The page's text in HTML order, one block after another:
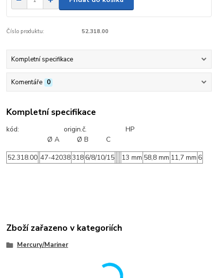
Číslo produktu: 52.318.00
Kompletní specifikace
Komentáře 0
Kompletní specifikace
kód: origin.č. HP
Ø A Ø B C
52.318.00 47-420383186/8/10/15 13 mm 58,8 mm 11,7 mm 6
Zboží zařazeno v kategoriích
Mercury/Mariner